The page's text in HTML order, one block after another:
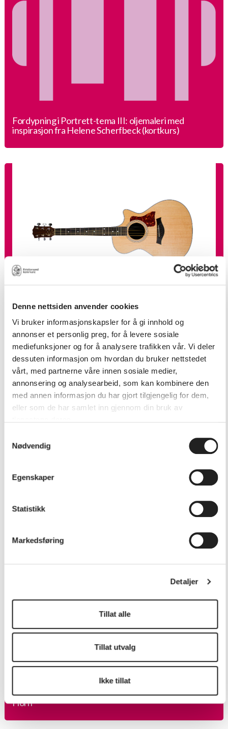
Denne nettsiden anvender cookies
Vi bruker informasjonskapsler for å gi innhold og
annonser et personlig preg, for å levere sosiale
mediefunksjoner og for å analysere trafikken vår. Vi deler
dessuten informasjon om hvordan du bruker nettstedet
vårt, med partnerne våre innen sosiale medier,
annonsering og analysearbeid, som kan kombinere den
med annen informasjon du har gjort tilgjengelig for dem,
eller som de har samlet inn gjennom din bruk av
Nødvendig
Egenskaper
Statistikk
Markedsføring
Detaljer
Tillat alle
Tillat utvalg
Ikke tillat
Fordypning i Portrett-tema III: oljemaleri med
inspirasjon fra Helene Scherfbeck (kortkurs)
Gitar/el.gitar
Grunnleggende kurs i akkompagnering/akkordspill,
piano for voksne (kortkurs)
Horn